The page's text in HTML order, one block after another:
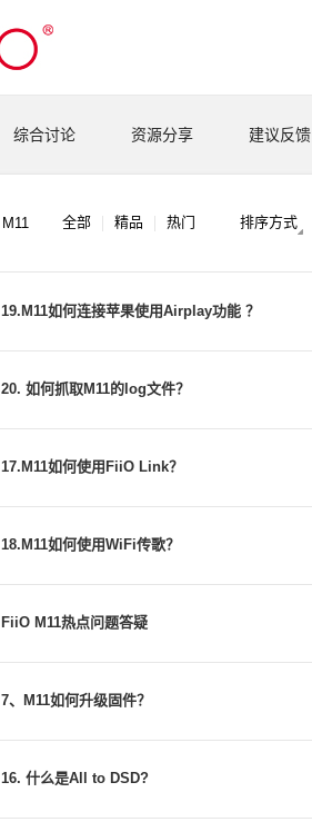
综合讨论 资源分享 建议反馈
M11 全部 精品 热门 排序方式
19.M11如何连接苹果使用Airplay功能 ？
20. 如何抓取M11的log文件？
17.M11如何使用FiiO Link？
18.M11如何使用WiFi传歌？
FiiO M11热点问题答疑
7、M11如何升级固件？
16. 什么是All to DSD?